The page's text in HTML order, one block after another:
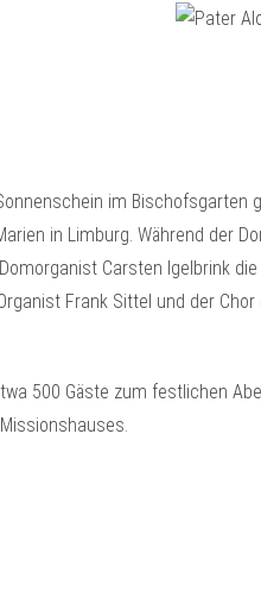
im Bischofsgarten
in Limburg. Während der
Carsten Igelbrink
Frank Sittel und der
500 Gäste zum festlichen